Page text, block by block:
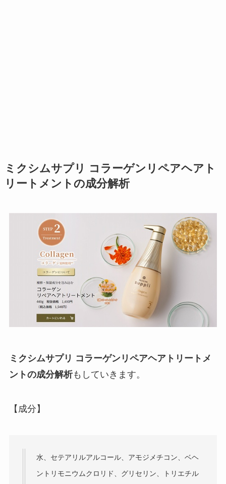
ミクシムサプリ コラーゲンリペアヘアト
リートメントの成分解析
ミクシムサプリ コラーゲンリペアヘアトリートメ
ントの成分解析もしていきます。
【成分】
水、セテアリルアルコール、アモジメチコン、ベヘ
ントリモニウムクロリド、グリセリン、トリエチル